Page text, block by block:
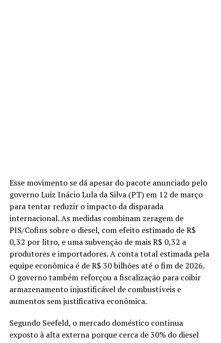
Esse movimento se dá apesar do pacote anunciado pelo
governo Luiz Inácio Lula da Silva (PT) em 12 de março
para tentar reduzir o impacto da disparada
internacional. As medidas combinam zeragem de
PIS/Cofins sobre o diesel, com efeito estimado de R$
0,32 por litro, e uma subvenção de mais R$ 0,32 a
produtores e importadores. A conta total estimada pela
equipe econômica é de R$ 30 bilhões até o fim de 2026.
O governo também reforçou a fiscalização para coibir
armazenamento injustificável de combustíveis e
aumentos sem justificativa econômica.
Segundo Seefeld, o mercado doméstico continua
exposto à alta externa porque cerca de 30% do diesel